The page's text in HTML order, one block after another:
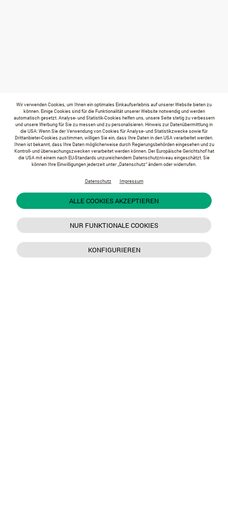
Wir verwenden Cookies, um Ihnen ein optimales Einkaufserlebnis auf unserer Website bieten zu
können. Einige Cookies sind für die Funktionalität unserer Website notwendig und werden
automatisch gesetzt. Analyse- und Statistik-Cookies helfen uns, unsere Seite stetig zu verbessern
und unsere Werbung für Sie zu messen und zu personalisieren. Hinweis zur Datenübermittlung in
die USA: Wenn Sie der Verwendung von Cookies für Analyse- und Statistikzwecke sowie für
Drittanbieter-Cookies zustimmen, willigen Sie ein, dass Ihre Daten in den USA verarbeitet werden.
Ihnen ist bekannt, dass Ihre Daten möglicherweise durch Regierungsbehörden eingesehen und zu
Kontroll- und überwachungszwecken verarbeitet werden können. Der Europäische Gerichtshof hat
die USA mit einem nach EU-Standards unzureichendem Datenschutzniveau eingeschätzt. Sie
können Ihre Einwilligungen jederzeit unter „Datenschutz“ ändern oder widerrufen.
Datenschutz Impressum
ALLE COOKIES AKZEPTIEREN
NUR FUNKTIONALE COOKIES
KONFIGURIEREN